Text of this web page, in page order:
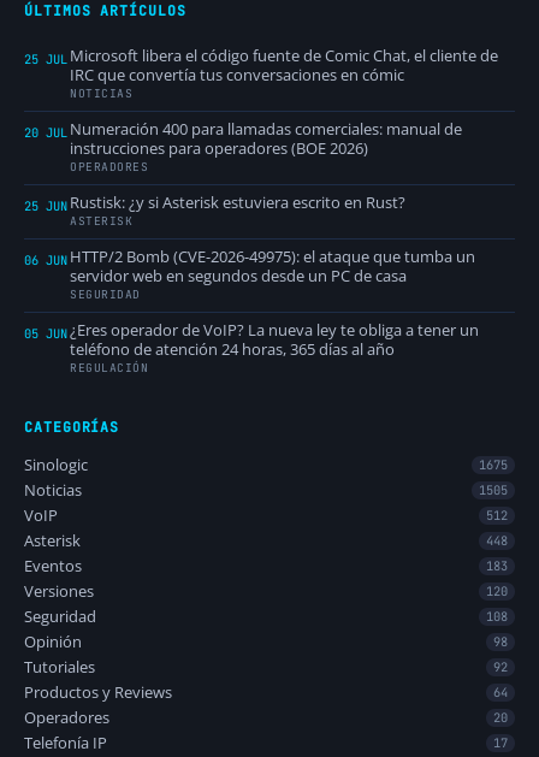
ÚLTIMOS ARTÍCULOS
25 JUL Microsoft libera el código fuente de Comic Chat, el cliente de
IRC que convertía tus conversaciones en cómic
NOTICIAS
20 JUL Numeración 400 para llamadas comerciales: manual de
instrucciones para operadores (BOE 2026)
OPERADORES
25 JUN Rustisk: ¿y si Asterisk estuviera escrito en Rust?
ASTERISK
06 JUN HTTP/2 Bomb (CVE-2026-49975): el ataque que tumba un
servidor web en segundos desde un PC de casa
SEGURIDAD
05 JUN¿Eres operador de VoIP? La nueva ley te obliga a tener un
teléfono de atención 24 horas, 365 días al año
REGULACIÓN
CATEGORÍAS
Sinologic 1675
Noticias 1505
VoIP 512
Asterisk 448
Eventos 183
Versiones 120
Seguridad 108
Opinión 98
Tutoriales 92
Productos y Reviews 64
Operadores 20
Telefonía IP 17